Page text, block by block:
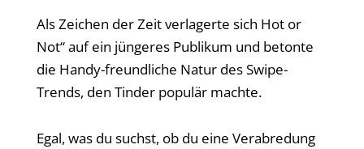
Als Zeichen der Zeit verlagerte sich Hot or
Not“ auf ein jüngeres Publikum und betonte
die Handy-freundliche Natur des Swipe-
Trends, den Tinder populär machte.
Egal, was du suchst, ob du eine Verabredung